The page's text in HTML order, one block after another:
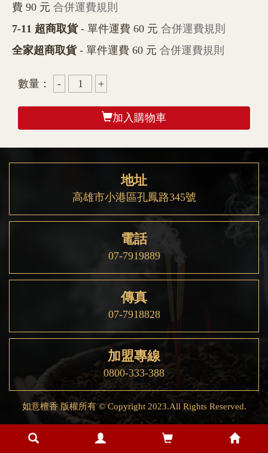
費 90 元 合併運費規則
7-11 超商取貨- 單件運費 60 元 合併運費規則
全家超商取貨- 單件運費 60 元 合併運費規則
數量：
加入購物車
地址
高雄市小港區孔鳳路345號
電話
07-7919889
傳真
07-7918828
加盟專線
0800-333-388
如意檀香 版權所有 © Copyright 2023.All Rights Reserved.